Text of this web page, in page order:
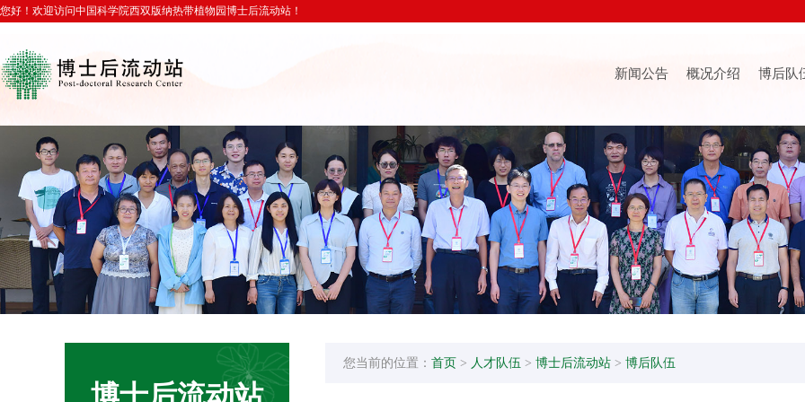
您好！欢迎访问中国科学院西双版纳热带植物园博士后流动站！
新闻公告 概况介绍 博后队
您当前的位置： 首页 > 人才队伍 > 博士后流动站 > 博后队伍